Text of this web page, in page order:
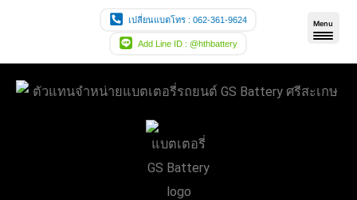
Menu
เปลี่ยนแบตโทร : 062-361-9624
Add Line ID : @hthbattery